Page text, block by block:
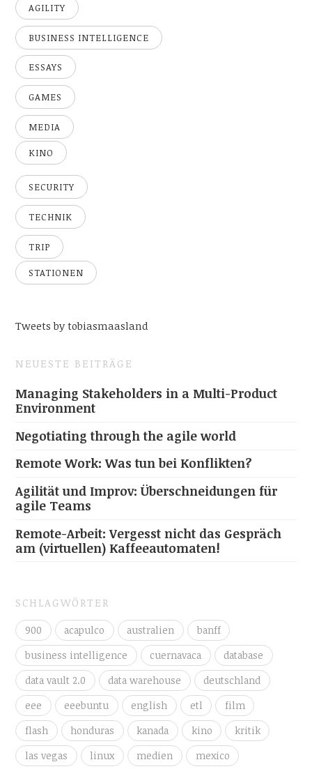
AGILITY
BUSINESS INTELLIGENCE
ESSAYS
GAMES
MEDIA
KINO
SECURITY
TECHNIK
TRIP
STATIONEN
Tweets by tobiasmaasland
NEUESTE BEITRÄGE
Managing Stakeholders in a Multi-Product
Environment
Negotiating through the agile world
Remote Work: Was tun bei Konflikten?
Agilität und Improv: Überschneidungen für
agile Teams
Remote-Arbeit: Vergesst nicht das Gespräch
am (virtuellen) Kaffeeautomaten!
SCHLAGWÖRTER
900 acapulco australien
banff
business intelligence
cuernavaca
database
data vault 2.0
data warehouse
deutschland
eee
eeebuntu english etl
film
flash
honduras kanada kino
kritik
las vegas
linux medien mexico